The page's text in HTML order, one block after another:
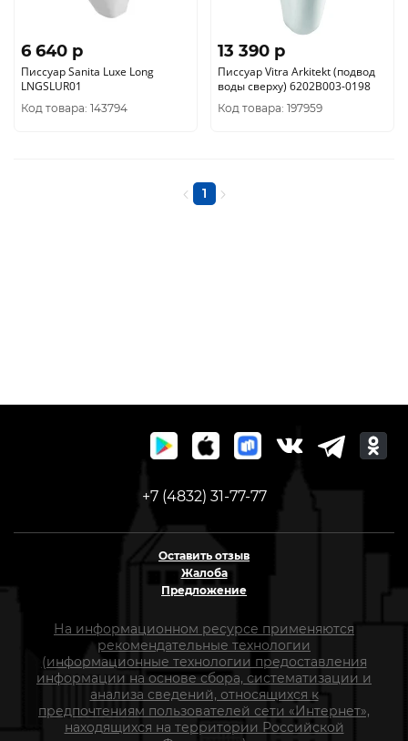
6 640 p
Писсуар Sanita Luxe Long
LNGSLUR01
Код товара: 143794
13 390 p
Писсуар Vitra Arkitekt (подвод
воды сверху) 6202В003-0198
Код товара: 197959
1
+7 (4832) 31-77-77
Оставить отзыв
Жалоба
Предложение
На информационном ресурсе применяются
рекомендательные технологии
(информационные технологии предоставления
информации на основе сбора, систематизации и
анализа сведений, относящихся к
предпочтениям пользователей сети «Интернет»,
находящихся на территории Российской